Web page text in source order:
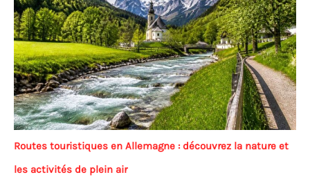
Routes touristiques en Allemagne : découvrez la nature et
les activités de plein air